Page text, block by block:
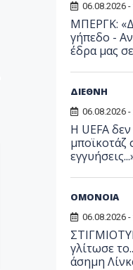
06.08.2026 -
ΜΠΕΡΓΚ:
γήπεδο -
έδρα μας
ΔΙΕΘΝΗ
06.08.2026 -
Η UEFA δεν
μποϊκοτάζ
ΟΜΟΝΟΙΑ
06.08.2026 -
γλίτωσε
άσημη